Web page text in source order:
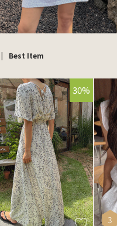
| Best Item
30%
3